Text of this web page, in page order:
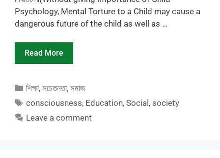
Psychology, Mental Torture to a Child may cause a
dangerous future of the child as well as …
Read More
Categories
শিক্ষা,সচেতনতা,সমাজ
Tags
consciousness, Education,Social , society
Leave a comment